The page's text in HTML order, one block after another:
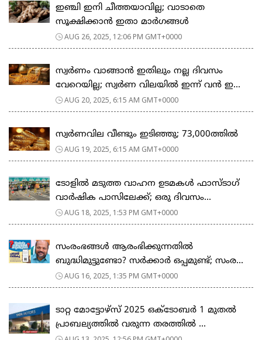
ഇഞ്ചി ഇനി ചീത്തയാവില്ല; വാടാതെ
സൂക്ഷിക്കാൻ ഇതാ മാർഗങ്ങൾ
AUG 26, 2025, 12:06 PM GMT+0000
സ്വർണം വാങ്ങാൻ ഇതിലും നല്ല ദിവസം
വേറെയില്ല; സ്വർണ വിലയിൽ ഇന്ന് വൻ ഇ...
AUG 20, 2025, 6:15 AM GMT+0000
സ്വർണവില വീണ്ടും ഇടിഞ്ഞു; 73,000ത്തിൽ
AUG 19, 2025, 6:15 AM GMT+0000
ടോളില്‍ മടുത്ത വാഹന ഉടമകള്‍ ഫാസ്ടാഗ്
വാര്‍ഷിക പാസിലേക്ക്; ഒരു ദിവസം...
AUG 18, 2025, 1:53 PM GMT+0000
സംരംഭങ്ങൾ ആരംഭിക്കുന്നതിൽ
ബുദ്ധിമുട്ടുണ്ടോ? സർക്കാർ ഒപ്പമുണ്ട്; സംര...
AUG 16, 2025, 1:35 PM GMT+0000
ടാറ്റ മോട്ടോഴ്‌സ് 2025 ഒക്ടോബർ 1 മുതൽ
പ്രാബല്യത്തിൽ വരുന്ന തരത്തിൽ ...